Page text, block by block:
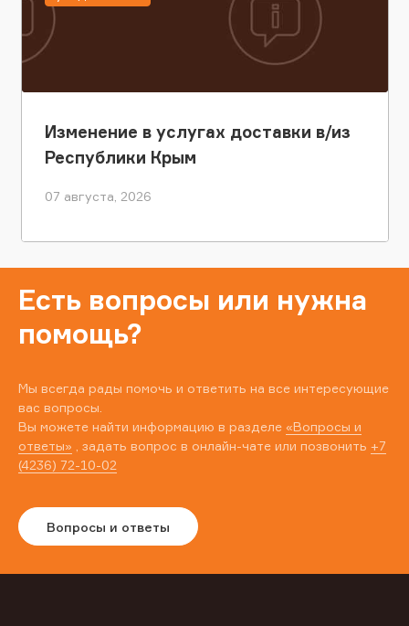
Изменение в услугах доставки в/из
Республики Крым
07 августа, 2026
Есть вопросы или нужна
помощь?
Мы всегда рады помочь и ответить на все интересующие
вас вопросы.
Вы можете найти информацию в разделе «Вопросы и
ответы» , задать вопрос в онлайн-чате или позвонить +7
(4236) 72-10-02
Вопросы и ответы